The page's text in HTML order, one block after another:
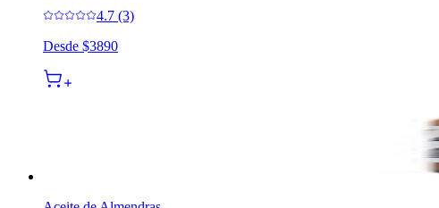
4.7 (3)
Desde $3890